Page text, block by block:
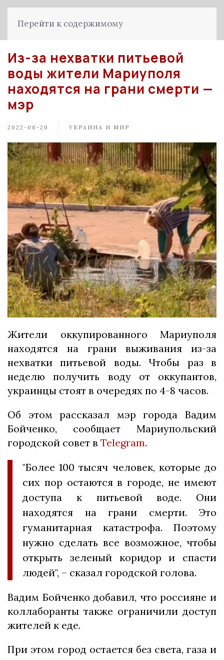
Перейти к содержимому
Из-за нехватки питьевой
воды жители Мариуполя
находятся на грани смерти —
мэр
2022-06-20 УКРАИНА И МИР
Жители оккупированного Мариуполя
находятся на грани выживания из-за
нехватки питьевой воды. Чтобы раз в
неделю получить воду от оккупантов,
украинцы стоят в очередях по 4-8 часов.
Об этом рассказал мэр города Вадим
Бойченко, сообщает Мариупольский
городской совет в Telegram.
"Более 100 тысяч человек, которые до
сих пор остаются в городе, не имеют
доступа к питьевой воде. Они
находятся на грани смерти. Это
гуманитарная катастрофа. Поэтому
нужно сделать все возможное, чтобы
открыть зеленый коридор и спасти
людей", – сказал городской голова.
Вадим Бойченко добавил, что россияне и
коллаборанты также ограничили доступ
жителей к еде.
При этом город остается без света, газа и